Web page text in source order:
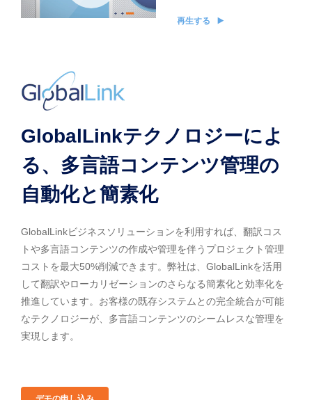
再生する
GlobalLinkテクノロジーによ
る、多言語コンテンツ管理の
自動化と簡素化
GlobalLinkビジネスソリューションを利用すれば、翻訳コス
トや多言語コンテンツの作成や管理を伴うプロジェクト管理
コストを最大50%削減できます。弊社は、GlobalLinkを活用
して翻訳やローカリゼーションのさらなる簡素化と効率化を
推進しています。お客様の既存システムとの完全統合が可能
なテクノロジーが、多言語コンテンツのシームレスな管理を
実現します。